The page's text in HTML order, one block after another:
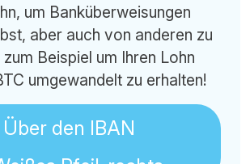
um Banküberweisungen
aber auch von anderen zu
Beispiel um Ihren Lohn
umgewandelt zu erhalten!
Über den IBAN